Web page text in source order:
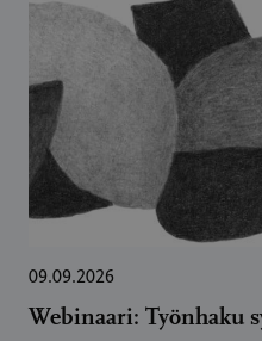
09.09.2026
Webinaari: Työnhaku